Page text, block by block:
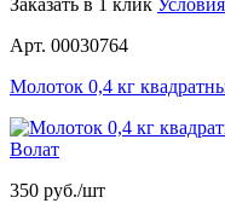
Арт. 00030764
Молоток 0,4 кг
350 руб./шт